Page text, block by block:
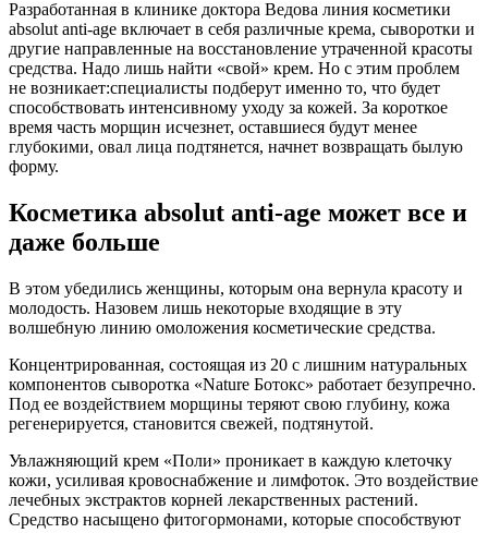
Разработанная в клинике доктора Ведова линия косметики
absolut anti-age включает в себя различные крема, сыворотки и
другие направленные на восстановление утраченной красоты
средства. Надо лишь найти «свой» крем. Но с этим проблем
не возникает:специалисты подберут именно то, что будет
способствовать интенсивному уходу за кожей. За короткое
время часть морщин исчезнет, оставшиеся будут менее
глубокими, овал лица подтянется, начнет возвращать былую
форму.
Косметика absolut anti-age может все и
даже больше
В этом убедились женщины, которым она вернула красоту и
молодость. Назовем лишь некоторые входящие в эту
волшебную линию омоложения косметические средства.
Концентрированная, состоящая из 20 с лишним натуральных
компонентов сыворотка «Nature Ботокс» работает безупречно.
Под ее воздействием морщины теряют свою глубину, кожа
регенерируется, становится свежей, подтянутой.
Увлажняющий крем «Поли» проникает в каждую клеточку
кожи, усиливая кровоснабжение и лимфоток. Это воздействие
лечебных экстрактов корней лекарственных растений.
Средство насыщено фитогормонами, которые способствуют